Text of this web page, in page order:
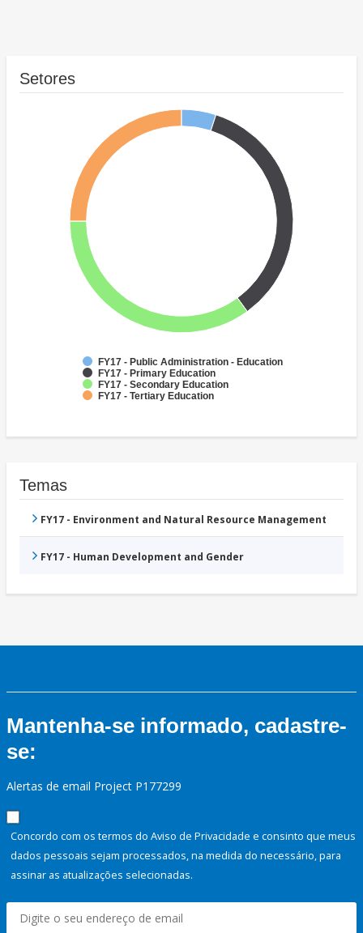
Setores
FY17 - Public Administration - Education
FY17 - Primary Education
FY17 - Secondary Education
FY17 - Tertiary Education
Temas
FY17 - Environment and Natural Resource Management
FY17 - Human Development and Gender
Mantenha-se informado, cadastre-
se:
Alertas de email Project P177299
Concordo com os termos do Aviso de Privacidade e consinto que meus
dados pessoais sejam processados, na medida do necessário, para
assinar as atualizações selecionadas.